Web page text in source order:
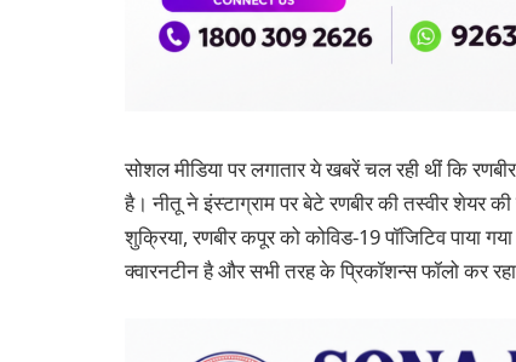
सोशल मीडिया पर लगातार ये खबरें चल रही थीं कि
है। नीतू ने इंस्टाग्राम पर बेटे रणबीर की तस्वीर
शुक्रिया, रणबीर कपूर को कोविड-19 पॉजिटिव पाया
क्वारनटीन है और सभी तरह के प्रिकॉशन्स फॉलो कर